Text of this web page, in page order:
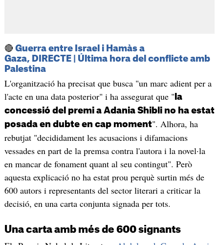
🔴 Guerra entre Israel i Hamàs a
Gaza, DIRECTE | Última hora del conflicte amb
Palestina
L'organització ha precisat que busca "un marc adient per a
l'acte en una data posterior" i ha assegurat que " la
concessió del premi a Adania Shibli no ha estat
posada en dubte en cap moment". Alhora, ha
rebutjat "decididament les acusacions i difamacions
vessades en part de la premsa contra l'autora i la novel·la
en mancar de fonament quant al seu contingut". Però
aquesta explicació no ha estat prou perquè surtin més de
600 autors i representants del sector literari a criticar la
decisió, en una carta conjunta signada per tots.
Una carta amb més de 600 signants